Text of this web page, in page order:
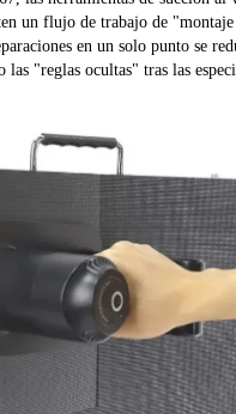
un flujo de trabajo de "montaje
en un solo punto se
"reglas ocultas" tras las